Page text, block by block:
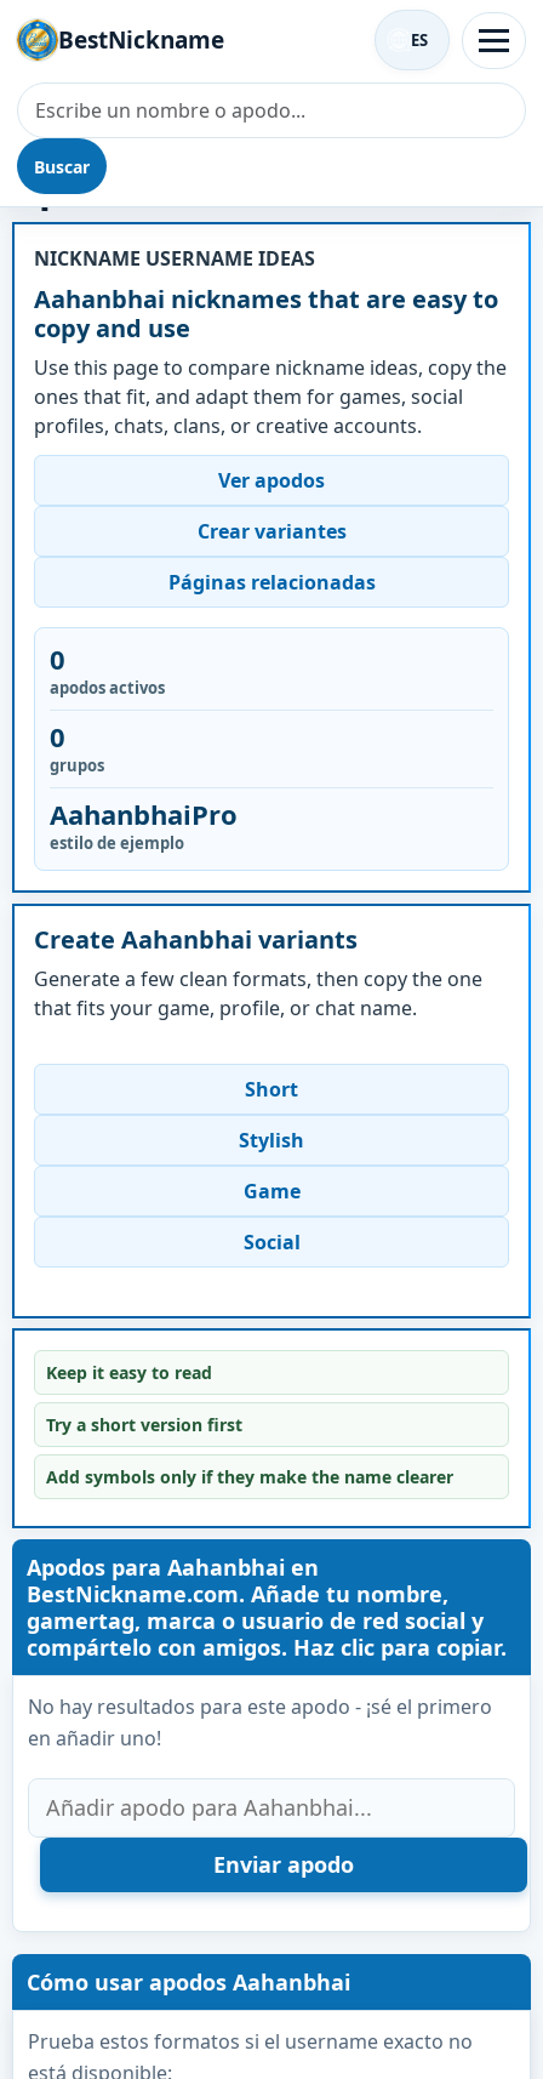
BestNickname
Buscar
ES
Apodo - Aahanbhai
NICKNAME USERNAME IDEAS
Aahanbhai nicknames that are easy to
copy and use
Use this page to compare nickname ideas, copy the
ones that fit, and adapt them for games, social
profiles, chats, clans, or creative accounts.
Ver apodos
Crear variantes
Páginas relacionadas
0
apodos activos
0
grupos
AahanbhaiPro
estilo de ejemplo
Create Aahanbhai variants
Generate a few clean formats, then copy the one
that fits your game, profile, or chat name.
Short
Stylish
Game
Social
Keep it easy to read
Try a short version first
Add symbols only if they make the name clearer
Apodos para Aahanbhai en
BestNickname.com. Añade tu nombre,
gamertag, marca o usuario de red social y
compártelo con amigos. Haz clic para copiar.
No hay resultados para este apodo - ¡sé el primero
en añadir uno!
Cómo usar apodos Aahanbhai
Prueba estos formatos si el username exacto no
está disponible: